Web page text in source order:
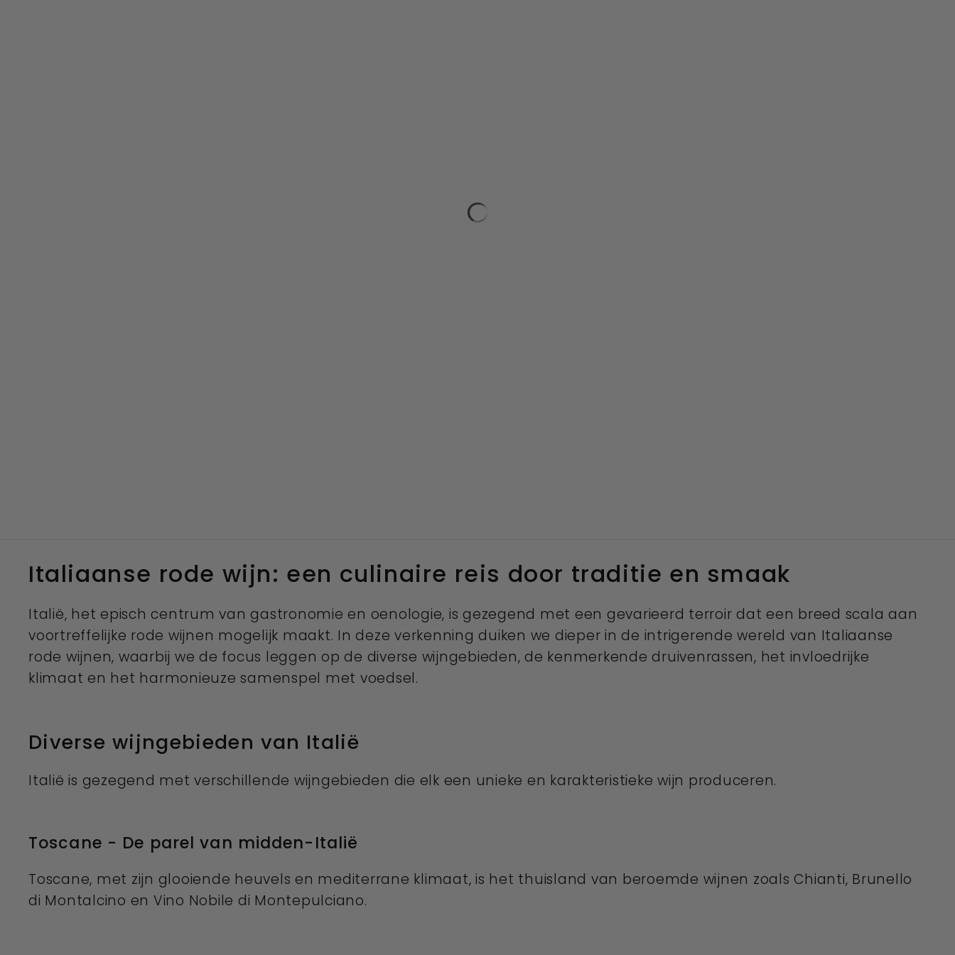
Italiaanse rode wijn: een culinaire reis door traditie en smaak
Italië, het episch centrum van gastronomie en oenologie, is gezegend met een gevarieerd terroir dat een breed scala aan
voortreffelijke rode wijnen mogelijk maakt. In deze verkenning duiken we dieper in de intrigerende wereld van Italiaanse
rode wijnen, waarbij we de focus leggen op de diverse wijngebieden, de kenmerkende druivenrassen, het invloedrijke
klimaat en het harmonieuze samenspel met voedsel.
Diverse wijngebieden van Italië
Italië is gezegend met verschillende wijngebieden die elk een unieke en karakteristieke wijn produceren.
Toscane - De parel van midden-Italië
Toscane, met zijn glooiende heuvels en mediterrane klimaat, is het thuisland van beroemde wijnen zoals Chianti, Brunello
di Montalcino en Vino Nobile di Montepulciano.